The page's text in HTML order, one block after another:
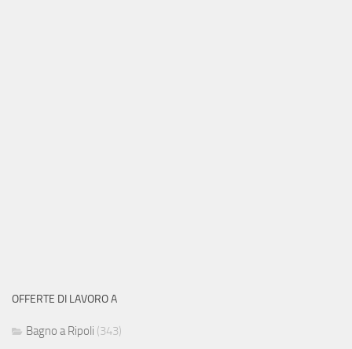
OFFERTE DI LAVORO A
Bagno a Ripoli (343)